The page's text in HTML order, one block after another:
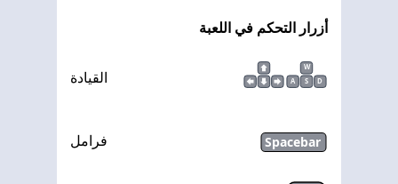
أزرار التحكم في اللعبة
W
A
S D القيادة
Spacebar فرامل